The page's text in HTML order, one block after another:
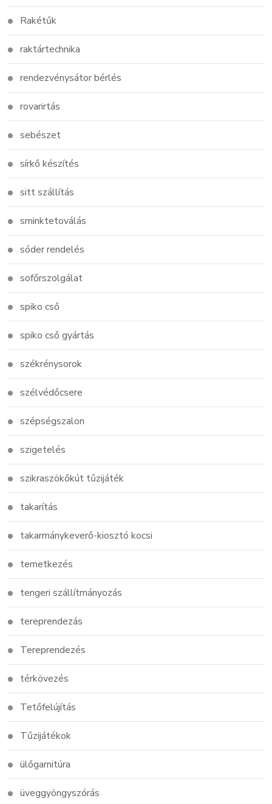
Rakétűk
raktártechnika
rendezvénysátor bérlés
rovarirtás
sebészet
sírkő készítés
sitt szállítás
sminktetoválás
sóder rendelés
sofőrszolgálat
spiko cső
spiko cső gyártás
székrénysorok
szélvédőcsere
szépségszalon
szigetelés
szikraszökőkút tűzijáték
takarítás
takarmánykeverő-kiosztó kocsi
temetkezés
tengeri szállítmányozás
tereprendezás
Tereprendezés
térkövezés
Tetőfelújítás
Tűzijátékok
ülőgarnitúra
üveggyöngyszórás